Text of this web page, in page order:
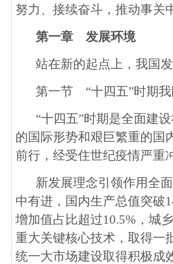
努力、接续奋斗，推动事关
第一章 发展环境
站在新的起点上，我国
第一节 “十四五”时期
“十四五”时期是全面建
的国际形势和艰巨繁重的国
前行，经受住世纪疫情严重
新发展理念引领作用全
中有进，国内生产总值突破
增加值占比超过10.5%，城
重大关键核心技术，取得一
统一大市场建设取得积极成